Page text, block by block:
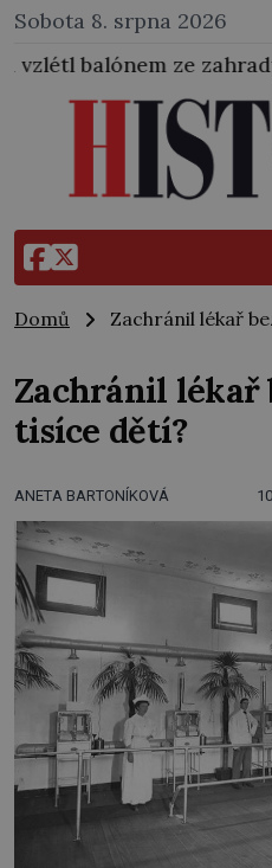
Sobota 8. srpna 2026
zahrady nuselského
Domů Zachránil lékař
Zachránil lékař
tisíce dětí?
ANETA BARTONÍKOVÁ